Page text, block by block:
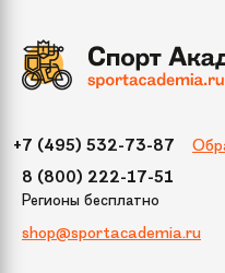
+7 (495) 532-73-87
8 (800) 222-17-51
Регионы бесплатно
shop@sportacademia.ru